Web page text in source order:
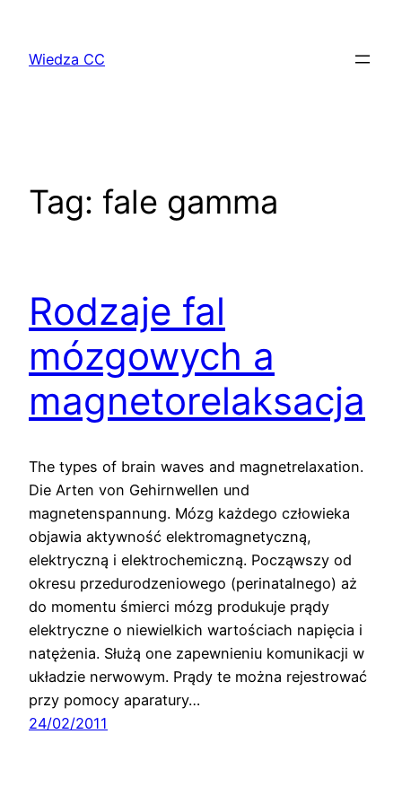
treściWiedza CC
Tag: fale gamma
Rodzaje fal
mózgowych a
magnetorelaksacja
The types of brain waves and magnetrelaxation.
Die Arten von Gehirnwellen und
magnetenspannung. Mózg każdego człowieka
objawia aktywność elektromagnetyczną,
elektryczną i elektrochemiczną. Począwszy od
okresu przedurodzeniowego (perinatalnego) aż
do momentu śmierci mózg produkuje prądy
elektryczne o niewielkich wartościach napięcia i
natężenia. Służą one zapewnieniu komunikacji w
układzie nerwowym. Prądy te można rejestrować
przy pomocy aparatury…
24/02/2011